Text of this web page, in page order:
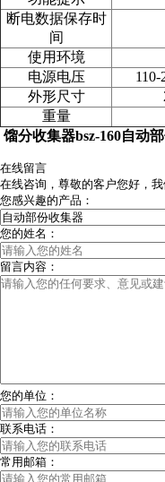
断电数据保存时
间
使用环境
电源电压
外形尺寸
重量
馏分收集器bsz-160自动
在线留言
在线咨询，尊敬的客户您好，
您感兴趣的产品：
您的姓名：
留言内容：
您的单位：
联系电话：
常用邮箱：